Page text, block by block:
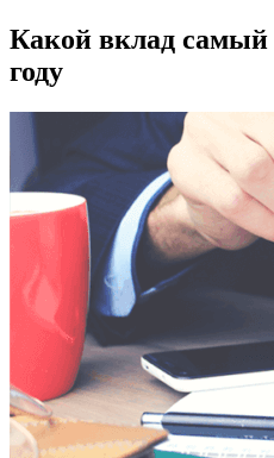
Какой вклад
году